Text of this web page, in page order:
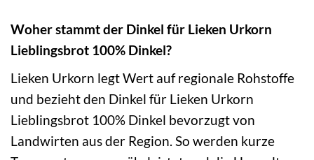
Woher stammt der Dinkel für Lieken Urkorn
Lieblingsbrot 100% Dinkel?
Lieken Urkorn legt Wert auf regionale Rohstoffe
und bezieht den Dinkel für Lieken Urkorn
Lieblingsbrot 100% Dinkel bevorzugt von
Landwirten aus der Region. So werden kurze